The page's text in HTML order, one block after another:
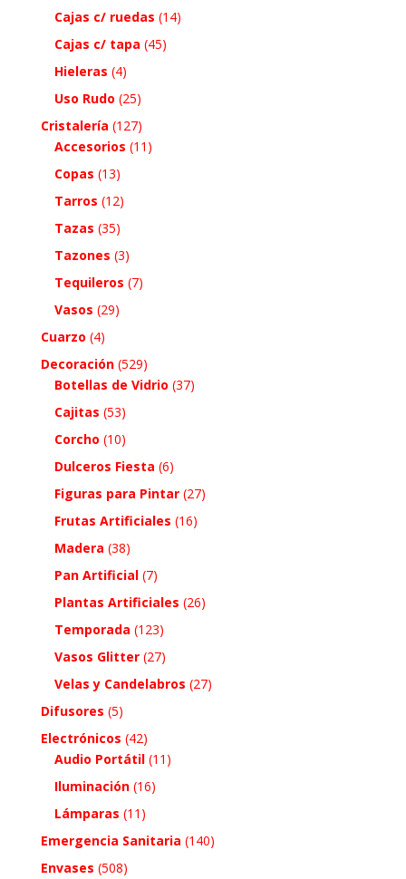
Cajas c/ ruedas (14)
Cajas c/ tapa (45)
Hieleras (4)
Uso Rudo (25)
Cristalería (127)
Accesorios (11)
Copas (13)
Tarros (12)
Tazas (35)
Tazones (3)
Tequileros (7)
Vasos (29)
Cuarzo (4)
Decoración (529)
Botellas de Vidrio (37)
Cajitas (53)
Corcho (10)
Dulceros Fiesta (6)
Figuras para Pintar (27)
Frutas Artificiales (16)
Madera (38)
Pan Artificial (7)
Plantas Artificiales (26)
Temporada (123)
Vasos Glitter (27)
Velas y Candelabros (27)
Difusores (5)
Electrónicos (42)
Audio Portátil (11)
Iluminación (16)
Lámparas (11)
Emergencia Sanitaria (140)
Envases (508)